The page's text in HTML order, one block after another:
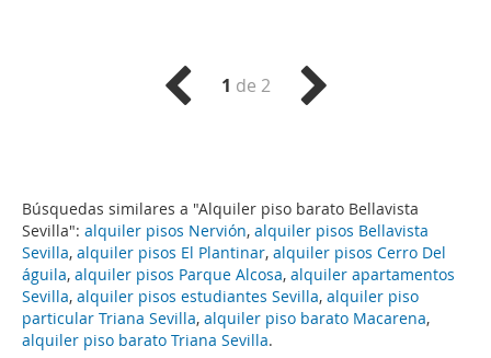
Búsquedas similares a "Alquiler piso barato Bellavista
Sevilla": alquiler pisos Nervión, alquiler pisos Bellavista
Sevilla, alquiler pisos El Plantinar, alquiler pisos Cerro Del
águila, alquiler pisos Parque Alcosa, alquiler apartamentos
Sevilla, alquiler pisos estudiantes Sevilla, alquiler piso
particular Triana Sevilla, alquiler piso barato Macarena,
alquiler piso barato Triana Sevilla.
1 de 2